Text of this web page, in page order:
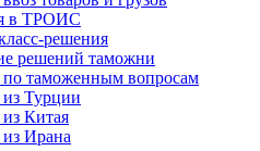
в ТРОИС
решения
решений таможни
по таможенным вопросам
Турции
Китая
Ирана